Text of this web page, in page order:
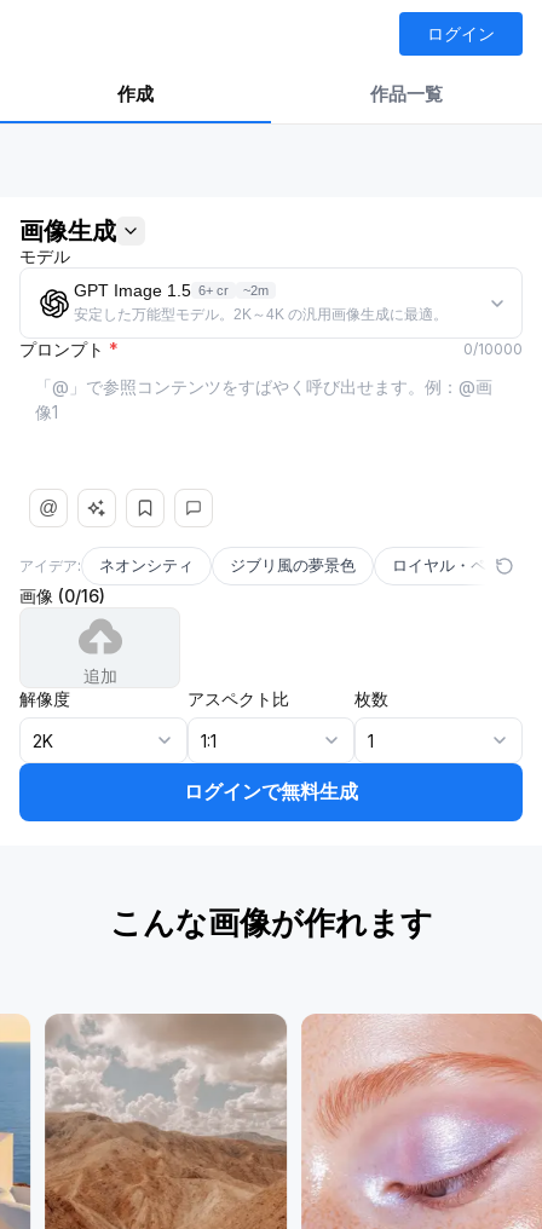
ログイン
作成 作品一覧
画像生成
モデル
GPT Image 1.5 6+ cr ~2m
安定した万能型モデル。2K～4K の汎用画像生成に最適。
プロンプト * 0/10000
@
アイデア: ネオンシティ ジブリ風の夢景色 ロイヤル・ペット
画像 (0/16)
追加
解像度
2K
アスペクト比
1:1
枚数
1
ログインで無料生成
こんな画像が作れます